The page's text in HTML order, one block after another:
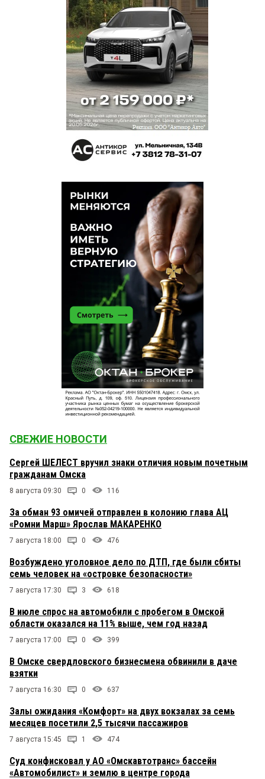
СВЕЖИЕ НОВОСТИ
Сергей ШЕЛЕСТ вручил знаки отличия новым почетным
гражданам Омска
8 августа 09:30 0 116
За обман 93 омичей отправлен в колонию глава АЦ
«Ромни Марш» Ярослав МАКАРЕНКО
7 августа 18:00 0 476
Возбуждено уголовное дело по ДТП, где были сбиты
семь человек на «островке безопасности»
7 августа 17:30 3 618
В июле спрос на автомобили с пробегом в Омской
области оказался на 11% выше, чем год назад
7 августа 17:00 0 399
В Омске свердловского бизнесмена обвинили в даче
взятки
7 августа 16:30 0 637
Залы ожидания «Комфорт» на двух вокзалах за семь
месяцев посетили 2,5 тысячи пассажиров
7 августа 15:45 1 474
Суд конфисковал у АО «Омскавтотранс» бассейн
«Автомобилист» и землю в центре города